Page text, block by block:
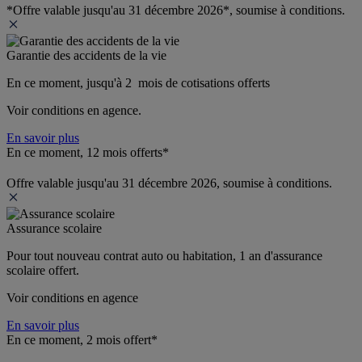
*Offre valable jusqu'au 31 décembre 2026*, soumise à conditions.
Garantie des accidents de la vie
En ce moment, jusqu'à 2  mois de cotisations offerts
Voir conditions en agence.
En savoir plus
En ce moment, 12 mois offerts*
Offre valable jusqu'au 31 décembre 2026, soumise à conditions.
Assurance scolaire
Pour tout nouveau contrat auto ou habitation, 1 an d'assurance
scolaire offert.
Voir conditions en agence
En savoir plus
En ce moment, 2 mois offert*